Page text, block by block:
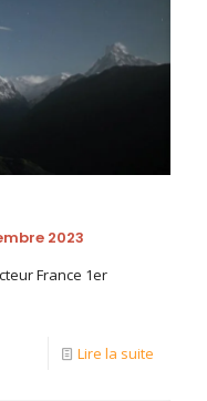
2023
France 1er
Lire la suite